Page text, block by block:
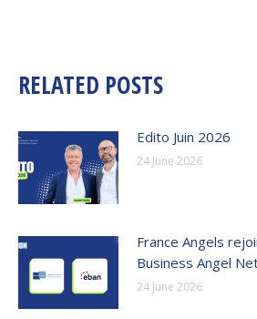
RELATED POSTS
Edito Juin 2026
24 June 2026
France Angels
Business Angel
24 June 2026